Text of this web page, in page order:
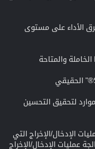
الأداء على مستوى
لتحقيق التحسين
الإدخال/الإخراج التي
عمليات الإدخال/الإخراج